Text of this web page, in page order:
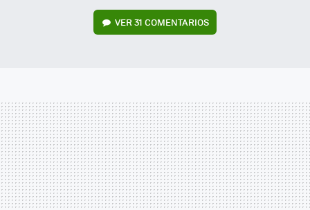
VER31 COMENTARIOS